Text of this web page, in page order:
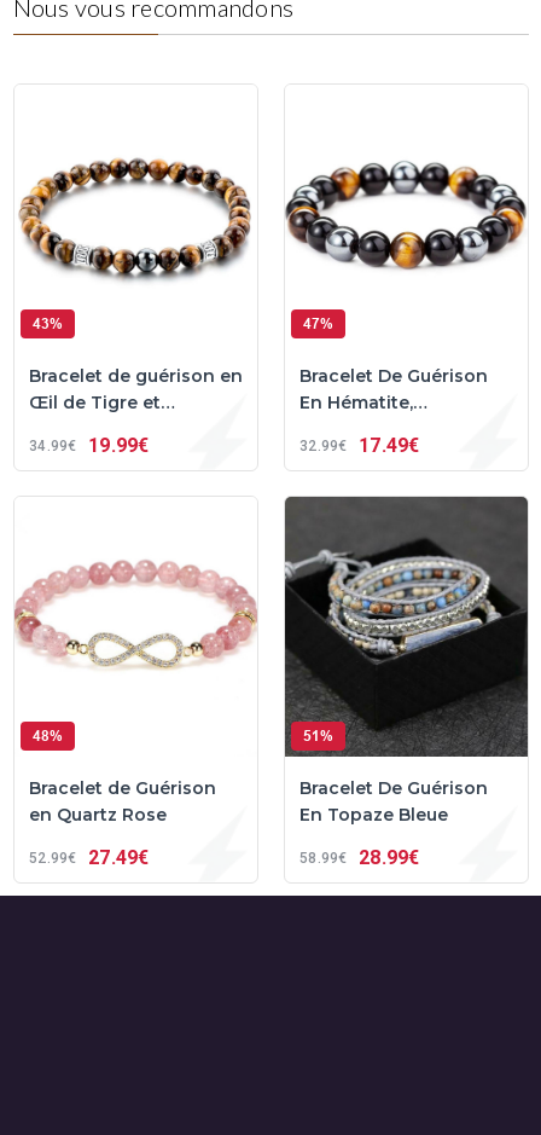
Nous vous recommandons
43%
Bracelet de guérison en
Œil de Tigre et
34 99€ 19 99€
47%
Bracelet De Guérison
En Hématite,
De Tigre
32 99€ 17 49€
48%
Bracelet de Guérison
en Quartz Rose
52 99€ 27 49€
51%
Bracelet De Guérison
En Topaze Bleue
58 99€ 28 99€